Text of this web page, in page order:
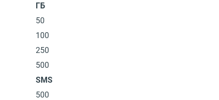
ГБ
50
100
250
500
SMS
500